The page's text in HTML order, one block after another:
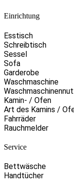
Einrichtung
Esstisch
Schreibtisch
Sessel
Sofa
Garderobe
Waschmaschine
Kamin- / Ofen
Art des Kamins /
Fahrräder
Rauchmelder
Service
Bettwäsche
Handtücher